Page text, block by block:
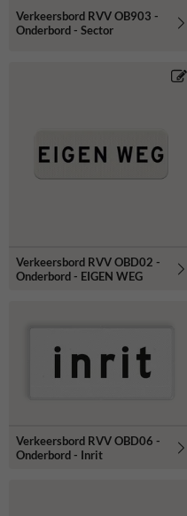
Verkeersbord RVV OB903 -
Onderbord - Sector
Verkeersbord RVV OBD02 -
Onderbord - EIGEN WEG
Verkeersbord RVV OBD06 -
Onderbord - Inrit